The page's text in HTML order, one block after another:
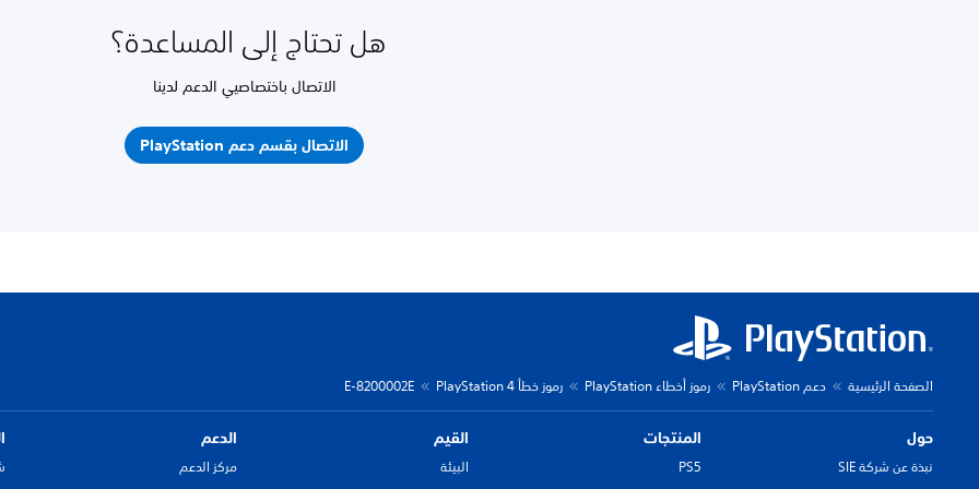
هل تحتاج إلى المساعدة؟
الاتصال باختصاصيي الدعم لدينا
الاتصال بقسم دعم PlayStation
الصفحة الرئيسية دعم PlayStation رموز أخطاء PlayStation رموز خطأ PlayStation 4 E-8200002E
حول
نبذة عن شركة SIE
المنتجات
PS5
القيم
البيئة
الدعم
مركز الدعم